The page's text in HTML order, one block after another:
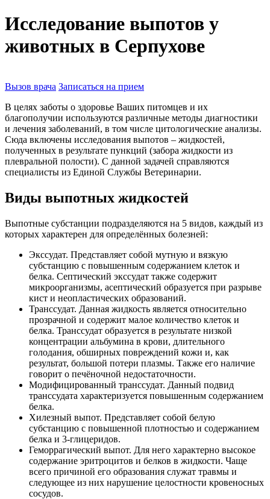
Исследование выпотов у
животных в Серпухове
Вызов врача Записаться на прием
В целях заботы о здоровье Ваших питомцев и их
благополучии используются различные методы диагностики
и лечения заболеваний, в том числе цитологические анализы.
Сюда включены исследования выпотов – жидкостей,
полученных в результате пункций (забора жидкости из
плевральной полости). С данной задачей справляются
специалисты из Единой Службы Ветеринарии.
Виды выпотных жидкостей
Выпотные субстанции подразделяются на 5 видов, каждый из
которых характерен для определённых болезней:
Экссудат. Представляет собой мутную и вязкую
субстанцию с повышенным содержанием клеток и
белка. Септический экссудат также содержит
микроорганизмы, асептический образуется при разрыве
кист и неопластических образований.
Транссудат. Данная жидкость является относительно
прозрачной и содержит малое количество клеток и
белка. Транссудат образуется в результате низкой
концентрации альбумина в крови, длительного
голодания, обширных повреждений кожи и, как
результат, большой потери плазмы. Также его наличие
говорит о печёночной недостаточности.
Модифицированный транссудат. Данный подвид
транссудата характеризуется повышенным содержанием
белка.
Хилезный выпот. Представляет собой белую
субстанцию с повышенной плотностью и содержанием
белка и 3-глицеридов.
Геморрагический выпот. Для него характерно высокое
содержание эритроцитов и белков в жидкости. Чаще
всего причиной его образования служат травмы и
следующее из них нарушение целостности кровеносных
сосудов.